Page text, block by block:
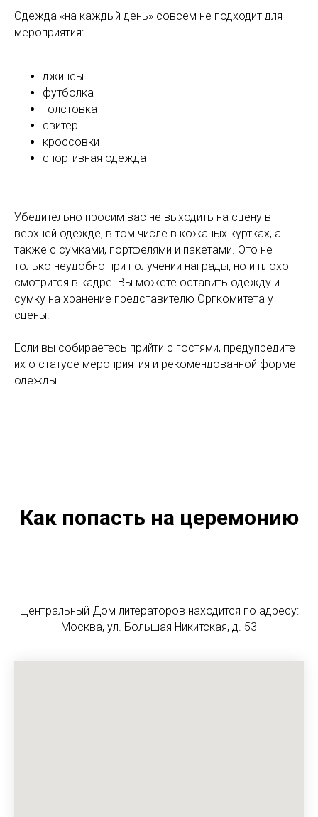
Одежда «на каждый день» совсем не подходит для
мероприятия:
джинсы
футболка
толстовка
свитер
кроссовки
спортивная одежда
Убедительно просим вас не выходить на сцену в
верхней одежде, в том числе в кожаных куртках, а
также с сумками, портфелями и пакетами. Это не
только неудобно при получении награды, но и плохо
смотрится в кадре. Вы можете оставить одежду и
сумку на хранение представителю Оргкомитета у
сцены.
Если вы собираетесь прийти с гостями, предупредите
их о статусе мероприятия и рекомендованной форме
одежды.
Как попасть на церемонию
Центральный Дом литераторов находится по адресу:
Москва, ул. Большая Никитская, д. 53